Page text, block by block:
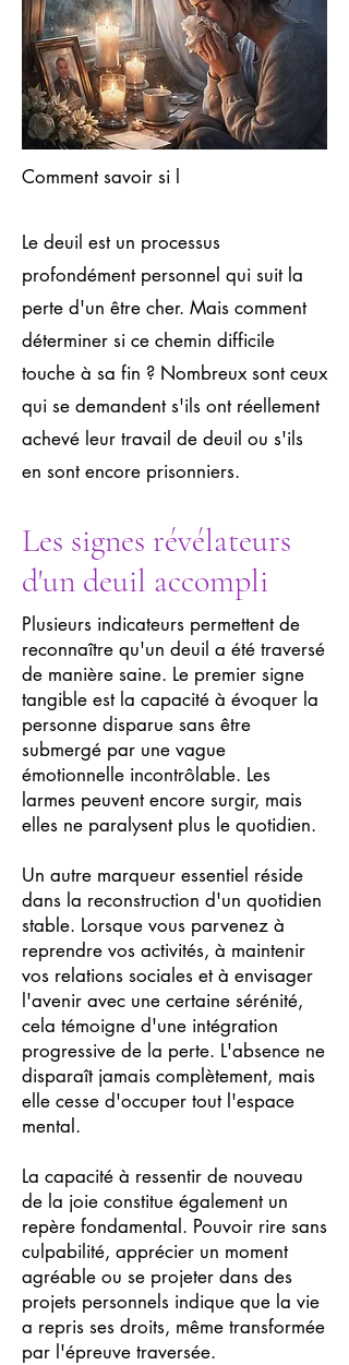
Comment savoir si l
Le deuil est un processus
profondément personnel qui suit la
perte d'un être cher. Mais comment
déterminer si ce chemin difficile
touche à sa fin ? Nombreux sont ceux
qui se demandent s'ils ont réellement
achevé leur travail de deuil ou s'ils
en sont encore prisonniers.
Les signes révélateurs
d'un deuil accompli
Plusieurs indicateurs permettent de
reconnaître qu'un deuil a été traversé
de manière saine. Le premier signe
tangible est la capacité à évoquer la
personne disparue sans être
submergé par une vague
émotionnelle incontrôlable. Les
larmes peuvent encore surgir, mais
elles ne paralysent plus le quotidien.
Un autre marqueur essentiel réside
dans la reconstruction d'un quotidien
stable. Lorsque vous parvenez à
reprendre vos activités, à maintenir
vos relations sociales et à envisager
l'avenir avec une certaine sérénité,
cela témoigne d'une intégration
progressive de la perte. L'absence ne
disparaît jamais complètement, mais
elle cesse d'occuper tout l'espace
mental.
La capacité à ressentir de nouveau
de la joie constitue également un
repère fondamental. Pouvoir rire sans
culpabilité, apprécier un moment
agréable ou se projeter dans des
projets personnels indique que la vie
a repris ses droits, même transformée
par l'épreuve traversée.